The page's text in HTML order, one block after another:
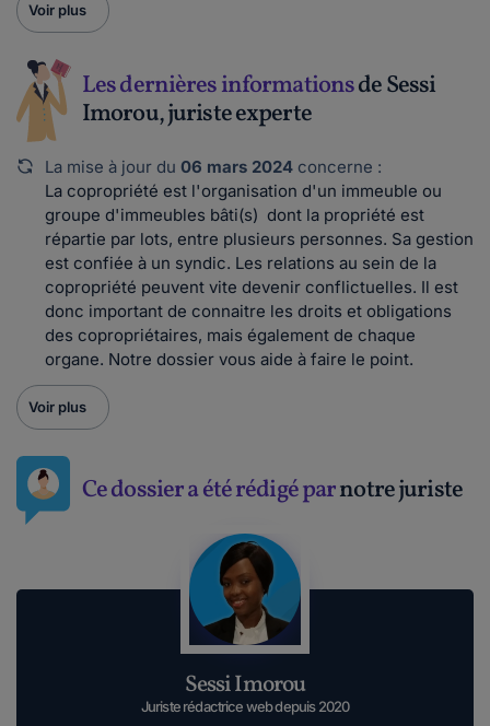
Voir plus
Les dernières informationsde Sessi
Imorou, juriste experte
La mise à jour du 06 mars 2024 concerne :
La copropriété est l'organisation d'un immeuble ou
groupe d'immeubles bâti(s) dont la propriété est
répartie par lots, entre plusieurs personnes. Sa gestion
est confiée à un syndic. Les relations au sein de la
copropriété peuvent vite devenir conflictuelles. Il est
donc important de connaitre les droits et obligations
des copropriétaires, mais également de chaque
organe. Notre dossier vous aide à faire le point.
Voir plus
Ce dossier a été rédigé parnotre juriste
Sessi Imorou
Juriste rédactrice web depuis 2020